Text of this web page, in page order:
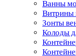
Ванны
Витрины
Зонты
Колоды